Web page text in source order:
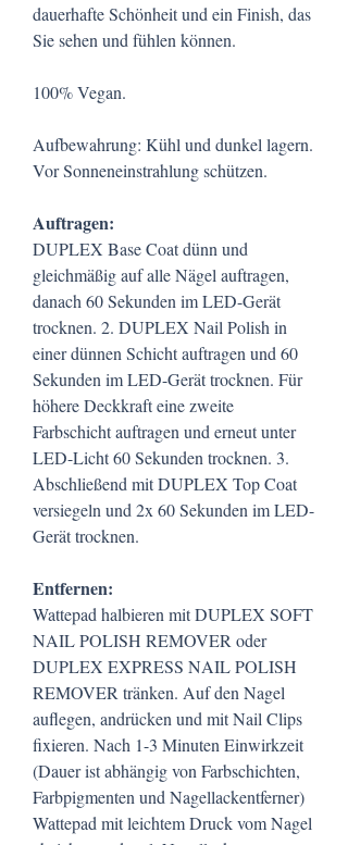
dauerhafte Schönheit und ein Finish, das
Sie sehen und fühlen können.
100% Vegan.
Aufbewahrung: Kühl und dunkel lagern.
Vor Sonneneinstrahlung schützen.
Auftragen:
DUPLEX Base Coat dünn und
gleichmäßig auf alle Nägel auftragen,
danach 60 Sekunden im LED-Gerät
trocknen. 2. DUPLEX Nail Polish in
einer dünnen Schicht auftragen und 60
Sekunden im LED-Gerät trocknen. Für
höhere Deckkraft eine zweite
Farbschicht auftragen und erneut unter
LED-Licht 60 Sekunden trocknen. 3.
Abschließend mit DUPLEX Top Coat
versiegeln und 2x 60 Sekunden im LED-
Gerät trocknen.
Entfernen:
Wattepad halbieren mit DUPLEX SOFT
NAIL POLISH REMOVER oder
DUPLEX EXPRESS NAIL POLISH
REMOVER tränken. Auf den Nagel
auflegen, andrücken und mit Nail Clips
fixieren. Nach 1-3 Minuten Einwirkzeit
(Dauer ist abhängig von Farbschichten,
Farbpigmenten und Nagellackentferner)
Wattepad mit leichtem Druck vom Nagel